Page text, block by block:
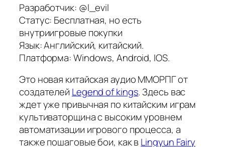
Разработчик: @l_evil
Статус: Бесплатная, но есть
внутриигровые покупки
Язык: Английский, китайский.
Платформа: Windows, Android, IOS.
Это новая китайская аудио ММОРПГ от
создателей Legend of kings. Здесь вас
ждет уже привычная по китайским играм
культиваторщина с высоким уровнем
автоматизации игрового процесса, а
также пошаговые бои, как вLingyun Fairy